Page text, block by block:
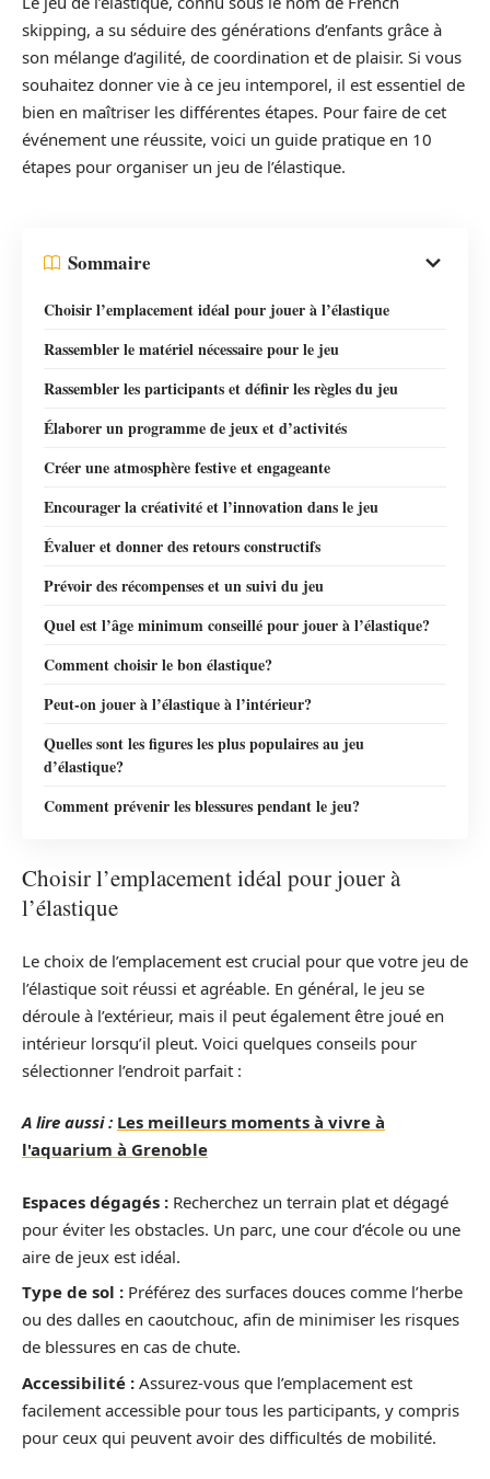
skipping, a su séduire des générations d’enfants grâce à
son mélange d’agilité, de coordination et de plaisir. Si vous
souhaitez donner vie à ce jeu intemporel, il est essentiel de
bien en maîtriser les différentes étapes. Pour faire de cet
événement une réussite, voici un guide pratique en 10
étapes pour organiser un jeu de l’élastique.
Sommaire
Choisir l’emplacement idéal pour jouer à l’élastique
Rassembler le matériel nécessaire pour le jeu
Rassembler les participants et définir les règles du jeu
Élaborer un programme de jeux et d’activités
Créer une atmosphère festive et engageante
Encourager la créativité et l’innovation dans le jeu
Évaluer et donner des retours constructifs
Prévoir des récompenses et un suivi du jeu
Quel est l’âge minimum conseillé pour jouer à l’élastique?
Comment choisir le bon élastique?
Peut-on jouer à l’élastique à l’intérieur?
Quelles sont les figures les plus populaires au jeu
d’élastique?
Comment prévenir les blessures pendant le jeu?
Choisir l’emplacement idéal pour jouer à
l’élastique
Le choix de l’emplacement est crucial pour que votre jeu de
l’élastique soit réussi et agréable. En général, le jeu se
déroule à l’extérieur, mais il peut également être joué en
intérieur lorsqu’il pleut. Voici quelques conseils pour
sélectionner l’endroit parfait :
A lire aussi : Les meilleurs moments à vivre à
l'aquarium à Grenoble
Espaces dégagés : Recherchez un terrain plat et dégagé
pour éviter les obstacles. Un parc, une cour d’école ou une
aire de jeux est idéal.
Type de sol : Préférez des surfaces douces comme l’herbe
ou des dalles en caoutchouc, afin de minimiser les risques
de blessures en cas de chute.
Accessibilité : Assurez-vous que l’emplacement est
facilement accessible pour tous les participants, y compris
pour ceux qui peuvent avoir des difficultés de mobilité.